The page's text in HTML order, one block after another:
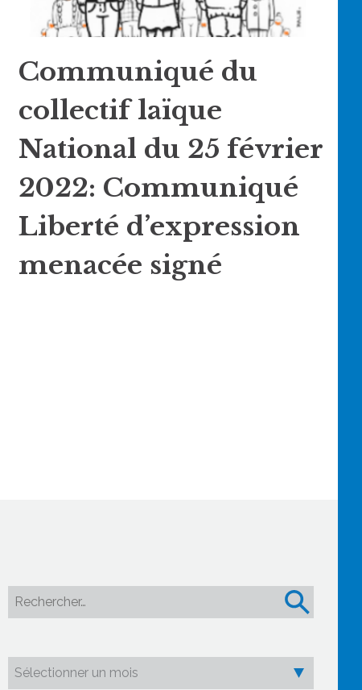
Communiqué du
collectif laïque
National du 25 février
2022: Communiqué
Liberté d’expression
menacée signé
Rechercher :